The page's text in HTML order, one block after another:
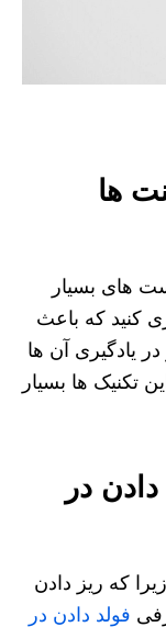
ها
های بسیار
کنید که باعث
یادگیری آن ها
تکنیک ها بسیار
در
که ریز دادن
فولد دادن در